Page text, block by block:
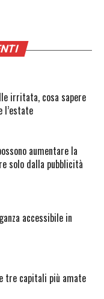
irritata, cosa sapere
l’estate
aumentare la
solo dalla pubblicità
accessibile in
tre capitali più amate